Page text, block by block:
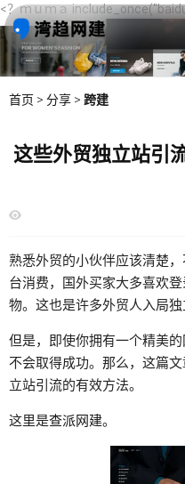
<？ｍｕｍａ
首页 > 分享 > 跨建
这些外贸独立站引
熟悉外贸的小伙伴应该清楚
台消费，国外买家大多喜欢
物。这也是许多外贸人入局独
但是，即使你拥有一个精美
不会取得成功。那么，这篇
立站引流的有效方法。
这里是查派网建。